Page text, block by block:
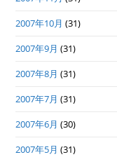
2007年10月 (31)
2007年9月 (31)
2007年8月 (31)
2007年7月 (31)
2007年6月 (30)
2007年5月 (31)